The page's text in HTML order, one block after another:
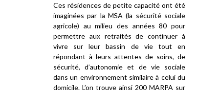
Ces résidences de petite capacité ont été
imaginées par la MSA (la sécurité sociale
agricole) au milieu des années 80 pour
permettre aux retraités de continuer à
vivre sur leur bassin de vie tout en
répondant à leurs attentes de soins, de
sécurité, d’autonomie et de vie sociale
dans un environnement similaire à celui du
domicile. L’on trouve ainsi 200 MARPA sur